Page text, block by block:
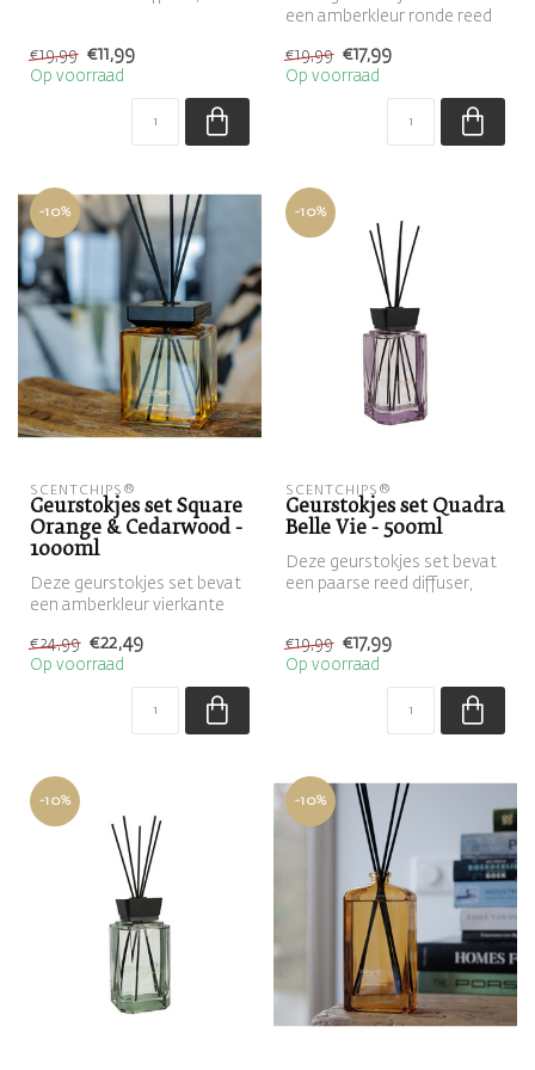
€19,99 €11,99
Op voorraad
een amberkleur ronde reed
geu...
€19,99 €17,99
Op voorraad
-10%
SCENTCHIPS®
Geurstokjes set Square
Orange & Cedarwood -
1000ml
Deze geurstokjes set bevat
een amberkleur vierkante
de...
€24,99 €22,49
Op voorraad
-10%
SCENTCHIPS®
Geurstokjes set Quadra
Belle Vie - 500ml
Deze geurstokjes set bevat
een paarse reed diffuser,
€19,99 €17,99
Op voorraad
-10% -10%